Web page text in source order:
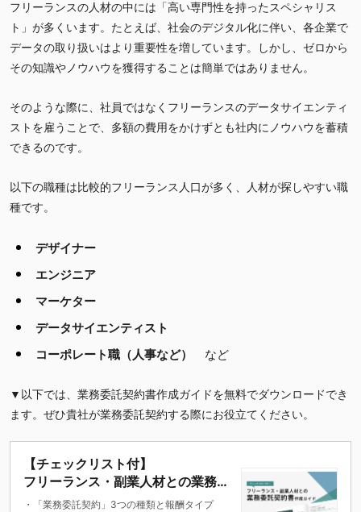
フリーランスの人材の中には「高い専門性を持ったスペシャリス
ト」が多くいます。たとえば、社会のデジタル化に伴い、各企業で
データの取り扱いはより重要性を増しています。しかし、ゼロから
その知識やノウハウを獲得することは簡単ではありません。
そのような際に、社員ではなくフリーランスのデータサイエンティ
ストを雇うことで、多額の費用をかけずとも社内にノウハウを蓄積
できるのです。
以下の職種は比較的フリーランス人口が多く、人材が探しやすい職
種です。
デザイナー
エンジニア
マーケター
データサイエンティスト
コーポレート職（人事など） など
▼以下では、業務委託契約書作成ガイドを無料でダウンロードでき
ます。ぜひ貴社が業務委託契約する際にお役立てください。
【チェックリスト付】
フリーランス・副業人材との業務委
託契約書作成ガイド
・「業務委託契約」3つの種類と報酬タイプ